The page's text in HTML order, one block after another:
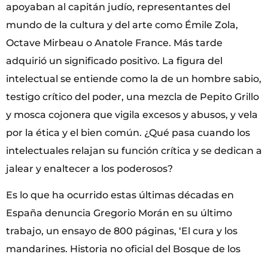
apoyaban al capitán judío, representantes del
mundo de la cultura y del arte como Émile Zola,
Octave Mirbeau o Anatole France. Más tarde
adquirió un significado positivo. La figura del
intelectual se entiende como la de un hombre sabio,
testigo crítico del poder, una mezcla de Pepito Grillo
y mosca cojonera que vigila excesos y abusos, y vela
por la ética y el bien común. ¿Qué pasa cuando los
intelectuales relajan su función crítica y se dedican a
jalear y enaltecer a los poderosos?
Es lo que ha ocurrido estas últimas décadas en
España denuncia Gregorio Morán en su último
trabajo, un ensayo de 800 páginas, ‘El cura y los
mandarines. Historia no oficial del Bosque de los